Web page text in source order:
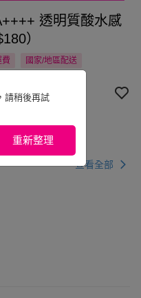
請稍後再試
重新整理
透明質酸水感
）
費 國家/地區配送
查看全部